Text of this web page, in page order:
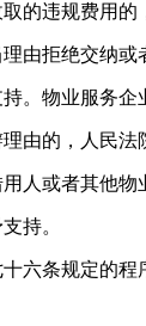
违规费用的
拒绝交纳或
。物业服务
由的，人民法
或者其他物
持。
条规定的程